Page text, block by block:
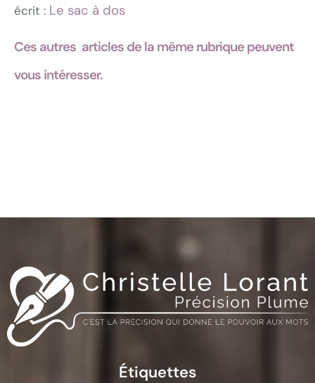
écrit : Le sac à dos
Ces autres articles de la même rubrique peuvent
vous intéresser.
Étiquettes